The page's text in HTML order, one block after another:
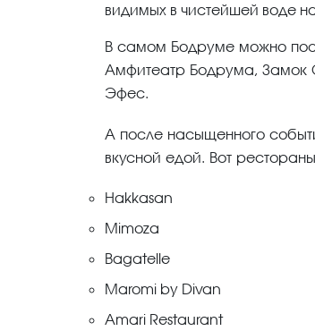
видимых в чистейшей воде
В самом Бодруме можно
Амфитеатр Бодрума, Замок
Эфес.
А после насыщенного
вкусной едой. Вот
Hakkasan
Mimoza
Bagatelle
Maromi by Divan
Amari Restaurant